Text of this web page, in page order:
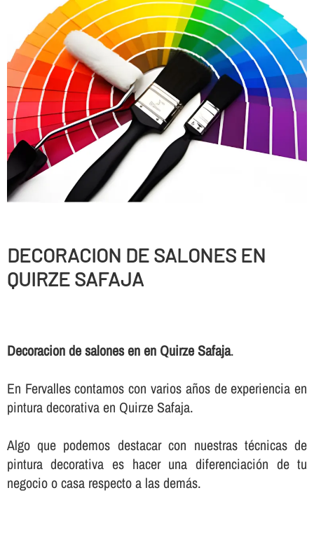
DECORACION DE SALONES EN
QUIRZE SAFAJA
Decoracion de salones en en Quirze Safaja.
En Fervalles contamos con varios años de experiencia en
pintura decorativa en Quirze Safaja.
Algo que podemos destacar con nuestras técnicas de
pintura decorativa es hacer una diferenciación de tu
negocio o casa respecto a las demás.